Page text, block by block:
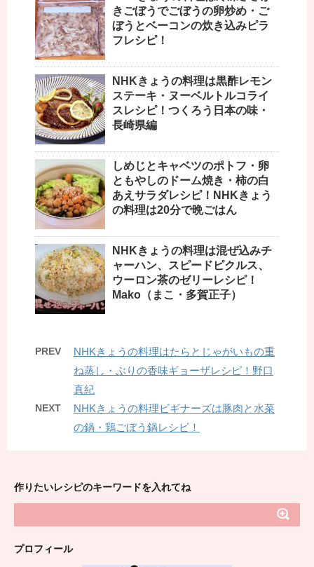
きごぼうでごぼうの卵炒め・ご
ぼうとベーコンの炊き込みピラ
フレシピ！
NHKきょうの料理は黒酢レモン
ステーキ・ヌーベルトルコライ
スレシピ！つくろう日本の味・
長崎県編
しめじとキャベツのポトフ・卵
ともやしのドーム焼き・柿の白
あえサラダレシピ！NHKきょう
の料理は20分で晩ごはん
NHKきょうの料理は混ぜ込みチ
ャーハン、スピードピクルス、
ウーロン茶のゼリーレシピ！
Mako（まこ・多賀正子）
PREV
NHKきょうの料理はたらとじゃがいもの重
ね蒸し・ぶりの香味ギョーザレシピ！野口
真紀
NEXT
NHKきょうの料理ビギナーズは豚肉と水菜
の鍋・鶏ごぼう鍋レシピ！
作りたいレシピのキーワードを入れてね
プロフィール